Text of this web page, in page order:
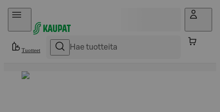
Hyppää sisältöön
Tuotteet